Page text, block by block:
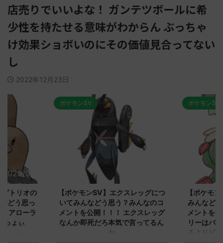
店売りでいいよな！ ガンテツボールに希
少性を持たせる意味がわからん ぶっちゃ
け効果ショボいのにその価値見合ってない
し
2022年12月23日
2023/9/8
トリオの
どう思っ
アローラ
っょぃ
ポケモンSV
【ポケモンSV】エクスレッグにつ
いてみんなどう思う？みんなのコ
メントを公開！！！ エクスレッグ
なんか即死だろ本気で言ってるん
か
ポケモンSV
【ポケモ
みんなど
メントを
リーはバ
るよりビ